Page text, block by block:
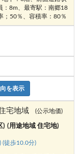
：8m、最寄駅：南郷18
；50％、容積率：80％
を表示
宅地域 (公示地価)
) (用途地域 住宅地)
(徒歩10.0分)